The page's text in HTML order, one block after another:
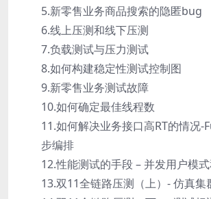
5.新零售业务商品搜索的隐匿bug
6.线上压测和线下压测
7.负载测试与压力测试
8.如何构建稳定性测试控制图
9.新零售业务测试故障
10.如何确定最佳线程数
11.如何解决业务接口高RT的情况
步编排
12.性能测试的手段 – 并发用户模
13.双11全链路压测（上）- 仿真集